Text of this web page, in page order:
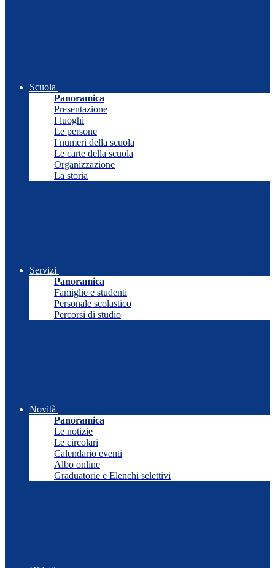
Scuola
Panoramica
Presentazione
I luoghi
Le persone
I numeri della scuola
Le carte della scuola
Organizzazione
La storia
Servizi
Panoramica
Famiglie e studenti
Personale scolastico
Percorsi di studio
Novità
Panoramica
Le notizie
Le circolari
Calendario eventi
Albo online
Graduatorie e Elenchi selettivi